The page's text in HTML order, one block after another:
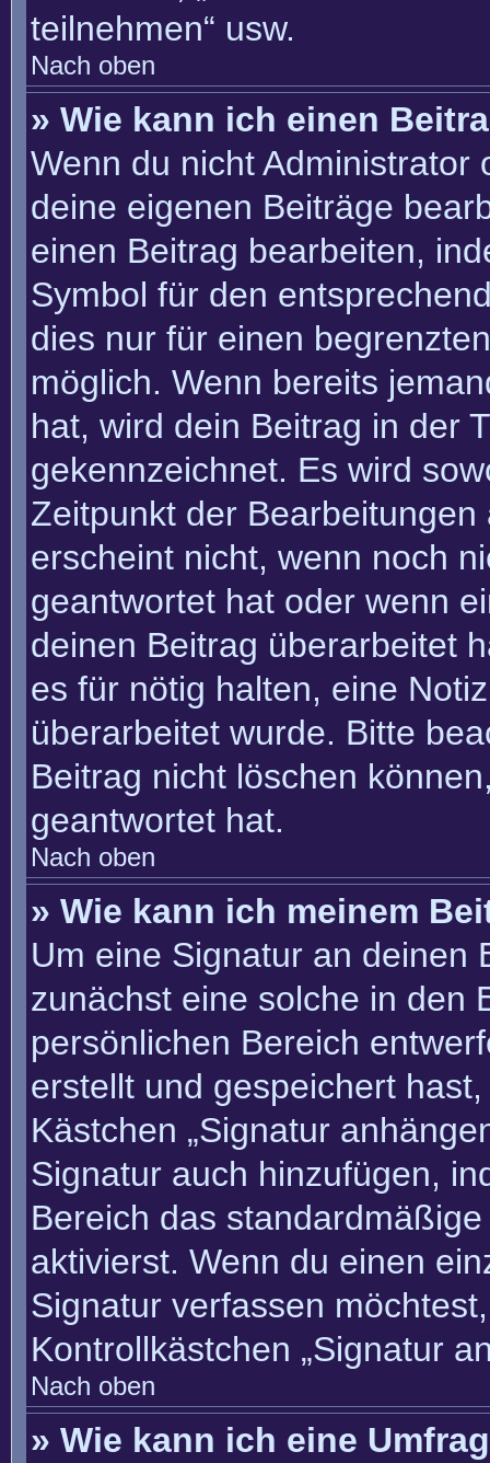
teilnehmen“ usw.
Nach oben
» Wie kann ich einen
Wenn du nicht
deine eigenen Beiträge
einen Beitrag bearbeiten,
Symbol für den
dies nur für einen
möglich. Wenn bereits
hat, wird dein Beitrag in der
gekennzeichnet. Es wird
Zeitpunkt der
erscheint nicht, wenn noch
geantwortet hat oder wenn
deinen Beitrag überarbeitet
es für nötig halten, eine
überarbeitet wurde. Bitte
Beitrag nicht löschen
geantwortet hat.
Nach oben
» Wie kann ich meinem
Um eine Signatur an deinen
zunächst eine solche in den
persönlichen Bereich
erstellt und gespeichert
Kästchen „Signatur
Signatur auch hinzufügen,
Bereich das
aktivierst. Wenn du einen
Signatur verfassen
Kontrollkästchen „Signatur
Nach oben
» Wie kann ich eine